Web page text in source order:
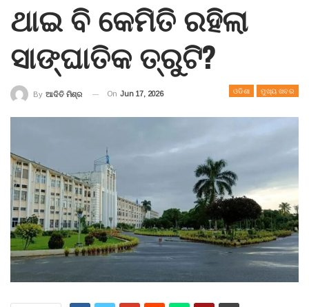
ଥାଇ ବି କେମିତି ରହିଲା
ସାଙ୍ଘାତିକ ତ୍ରୁଟି?
ଓଡିଶା ମୁଖ୍ୟ ଖବର
By ଆଦିତି ମିଶ୍ର On Jun 17, 2026